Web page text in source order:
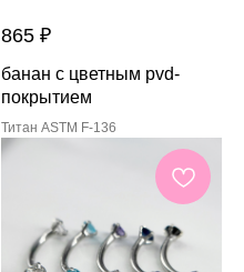
865 ₽
банан с цветным pvd-
покрытием
Титан ASTM F-136